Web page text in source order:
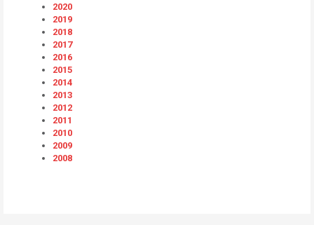
2020
2019
2018
2017
2016
2015
2014
2013
2012
2011
2010
2009
2008